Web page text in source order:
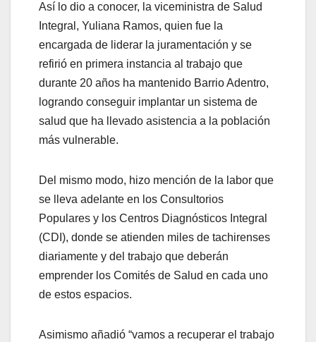
Así lo dio a conocer, la viceministra de Salud
Integral, Yuliana Ramos, quien fue la
encargada de liderar la juramentación y se
refirió en primera instancia al trabajo que
durante 20 años ha mantenido Barrio Adentro,
logrando conseguir implantar un sistema de
salud que ha llevado asistencia a la población
más vulnerable.
Del mismo modo, hizo mención de la labor que
se lleva adelante en los Consultorios
Populares y los Centros Diagnósticos Integral
(CDI), donde se atienden miles de tachirenses
diariamente y del trabajo que deberán
emprender los Comités de Salud en cada uno
de estos espacios.
Asimismo añadió “vamos a recuperar el trabajo